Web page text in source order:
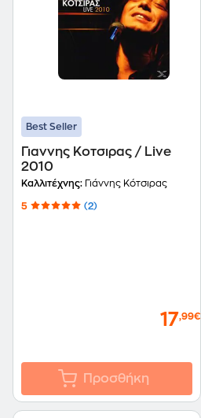
Best Seller
Γιαννης Κοτσιρας / Live
2010
Καλλιτέχνης: Γιάννης Κότσιρας
5 (2)
17,99€
Προσθήκη